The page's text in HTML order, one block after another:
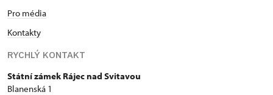
Pro média
Kontakty
RYCHLÝ KONTAKT
Státní zámek Rájec nad Svitavou
Blanenská 1